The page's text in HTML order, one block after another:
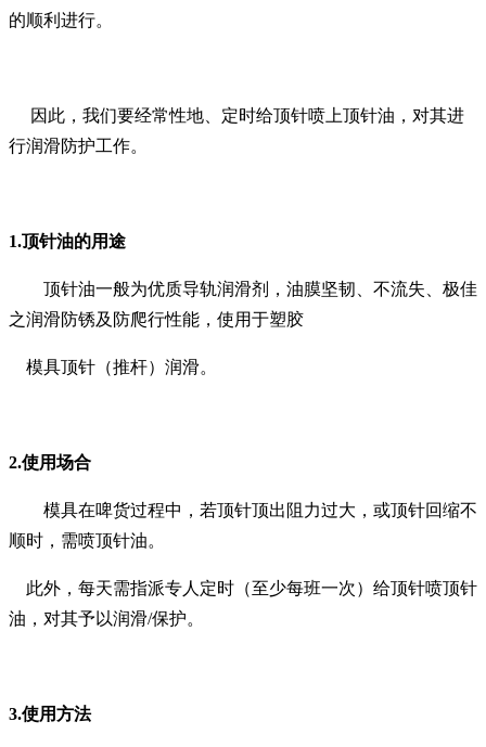
的顺利进行。
因此，我们要经常性地、定时给顶针喷上顶针油，对其进
行润滑防护工作。
1.顶针油的用途
顶针油一般为优质导轨润滑剂，油膜坚韧、不流失、极佳
之润滑防锈及防爬行性能，使用于塑胶
模具顶针（推杆）润滑。
2.使用场合
模具在啤货过程中，若顶针顶出阻力过大，或顶针回缩不
顺时，需喷顶针油。
此外， 每天需指派专人定时（至少每班一次）给顶针喷顶针
油 ，对其予以润滑/保护。
3.使用方法